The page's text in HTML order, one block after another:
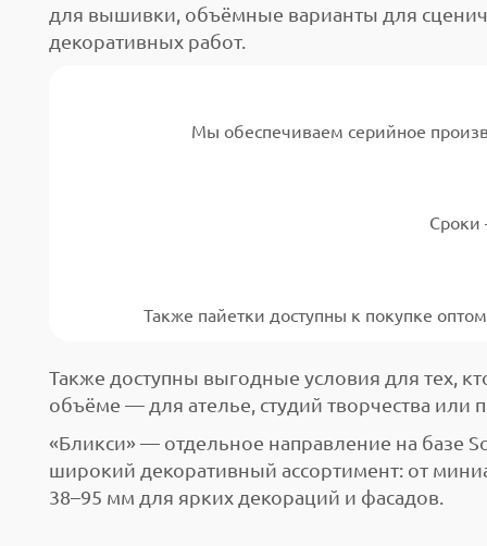
для вышивки, объёмные варианты для
декоративных работ.
Мы обеспечиваем серийное
Сроки
Также пайетки доступны к покупке
Также доступны выгодные условия для тех,
объёме — для ателье, студий творчества или
«Бликси» — отдельное направление на
широкий декоративный ассортимент: от
38–95 мм для ярких декораций и фасадов.